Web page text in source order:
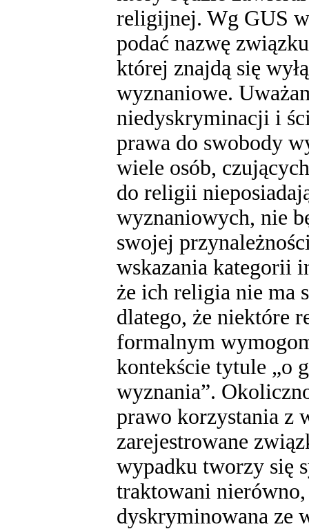
religijnej. Wg GUS
podać nazwę
której znajdą się
wyznaniowe.
niedyskryminacji i
prawa do swobody
wiele osób,
do religii
wyznaniowych, nie
swojej
wskazania kategorii
że ich religia nie ma
dlatego, że niektóre
formalnym
kontekście tytule „o
wyznania”.
prawo korzystania z
zarejestrowane
wypadku tworzy się
traktowani
dyskryminowana ze